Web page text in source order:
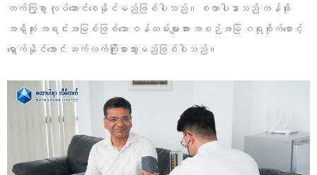
တက်ကြွစွာ လုပ်ဆောင်စေနိုင်မည်ဖြစ်ပါသည်။ စထာပါနာသည် တန်ဖိုး
အရှိဆုံး အရင်းအမြစ်ဖြစ်သော ဝန်ထမ်းများအား အစဉ်အမြဲ ဂရုစိုက်စောင့်
ရှောက်နိုင်အောင် ဆက်လက်ကြိုးစားသွားမည်ဖြစ်ပါသည်။